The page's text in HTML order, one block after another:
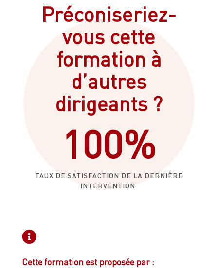
Préconiseriez-
vous cette
formation à
d’autres
dirigeants ?
100%
TAUX DE SATISFACTION DE LA DERNIÈRE
INTERVENTION.

Cette formation est proposée par :